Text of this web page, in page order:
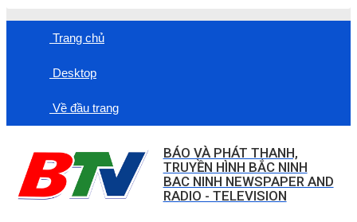
Trang chủ
Desktop
Về đầu trang
BÁO VÀ PHÁT THANH,
TRUYỀN HÌNH BẮC NINH
BAC NINH NEWSPAPER AND
RADIO - TELEVISION